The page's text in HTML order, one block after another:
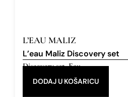
L’EAU MALIZ
L’eau Maliz Discovery set
Discovery set,Eau
de Parfum
DODAJ U KOŠARICU